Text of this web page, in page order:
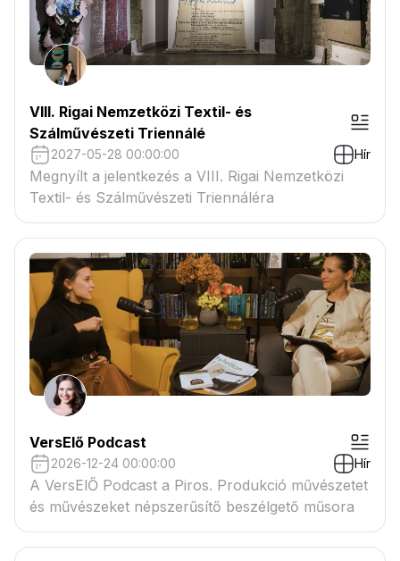
VIII. Rigai Nemzetközi Textil- és
Szálművészeti Triennálé
2027-05-28 00:00:00 Hír
Megnyílt a jelentkezés a VIII. Rigai Nemzetközi
Textil- és Szálművészeti Triennáléra
VersElő Podcast
2026-12-24 00:00:00 Hír
A VersElŐ Podcast a Piros. Produkció művészetet
és művészeket népszerűsítő beszélgető műsora